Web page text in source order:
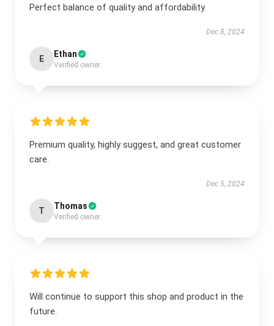
Perfect balance of quality and affordability.
Dec 8, 2024
E Ethan
Verified owner
Premium quality, highly suggest, and great customer
care.
Dec 5, 2024
T Thomas
Verified owner
Will continue to support this shop and product in the
future.